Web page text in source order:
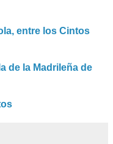
entre los Cintos
de la Madrileña de